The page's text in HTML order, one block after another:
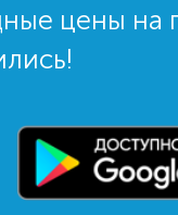
цены на